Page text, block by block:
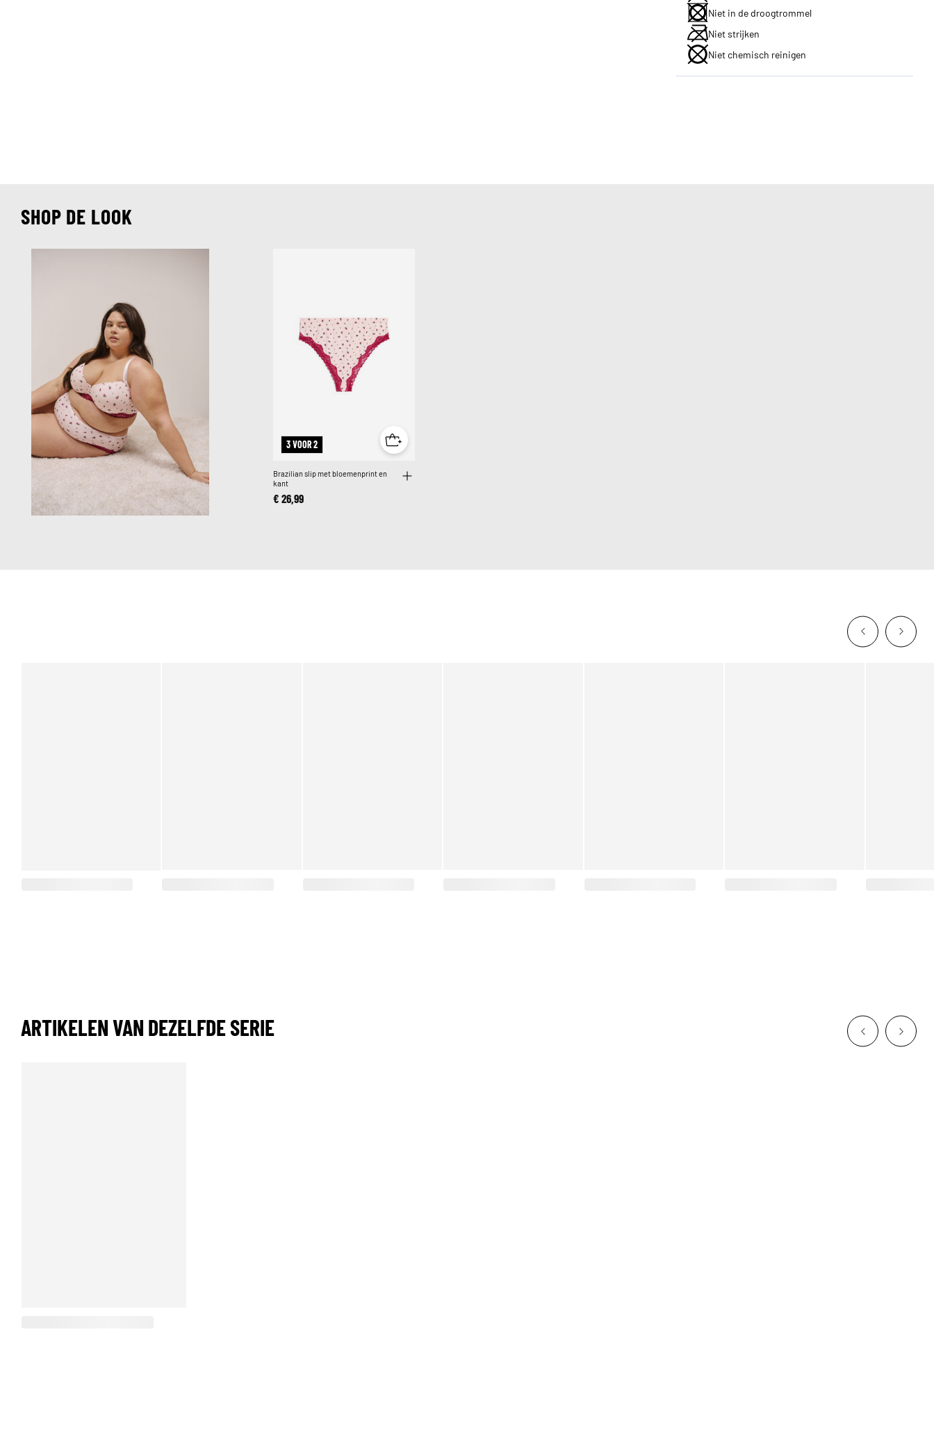
Niet in de droogtrommel
Niet strijken
Niet chemisch reinigen
SHOP DE LOOK
3 VOOR 2
Brazilian slip met bloemenprint en
kant
€ 26,99
ARTIKELEN VAN DEZELFDE SERIE